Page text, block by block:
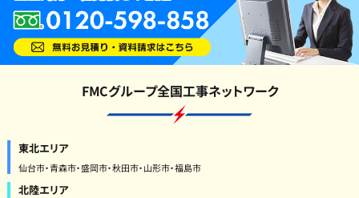
FMCグループ全国工事ネットワーク
東北エリア
仙台市・青森市・盛岡市・秋田市・山形市・福島市
北陸エリア